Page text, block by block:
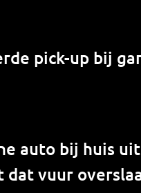
pick-up bij
auto bij huis
dat vuur